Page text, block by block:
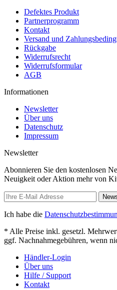
Defektes Produkt
Partnerprogramm
Kontakt
Versand und
Rückgabe
Widerrufsrecht
Widerrufsformular
AGB
Informationen
Newsletter
Über uns
Datenschutz
Impressum
Newsletter
Abonnieren Sie den kostenlosen
Neuigkeit oder Aktion mehr von
Ich habe die
* Alle Preise inkl. gesetzl.
ggf. Nachnahmegebühren, wenn
Händler-Login
Über uns
Hilfe / Support
Kontakt